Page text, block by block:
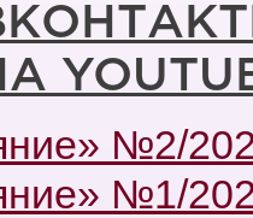
№2/
№1/